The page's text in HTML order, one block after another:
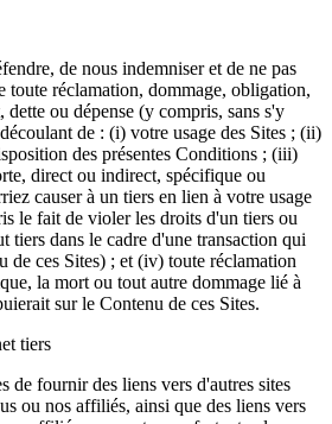
de nous indemniser et de ne pas
toute réclamation, dommage, obligation,
dette ou dépense (y compris, sans s'y
de : (i) votre usage des Sites ; (ii)
des présentes Conditions ; (iii)
direct ou indirect, spécifique ou
causer à un tiers en lien à votre usage
le fait de violer les droits d'un tiers ou
tiers dans le cadre d'une transaction qui
de ces Sites) ; et (iv) toute réclamation
la mort ou tout autre dommage lié à
sur le Contenu de ces Sites.
tiers
de fournir des liens vers d'autres sites
ou nos affiliés, ainsi que des liens vers